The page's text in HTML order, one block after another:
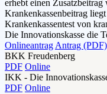
erhebt einen Zusatzbeitrag
Krankenkassenbeitrag
Krankenkassentest von
Die Innovationskasse die
Onlineantrag Antrag (PDF)
BKK Freudenberg
PDF Online
IKK - Die
PDF Online